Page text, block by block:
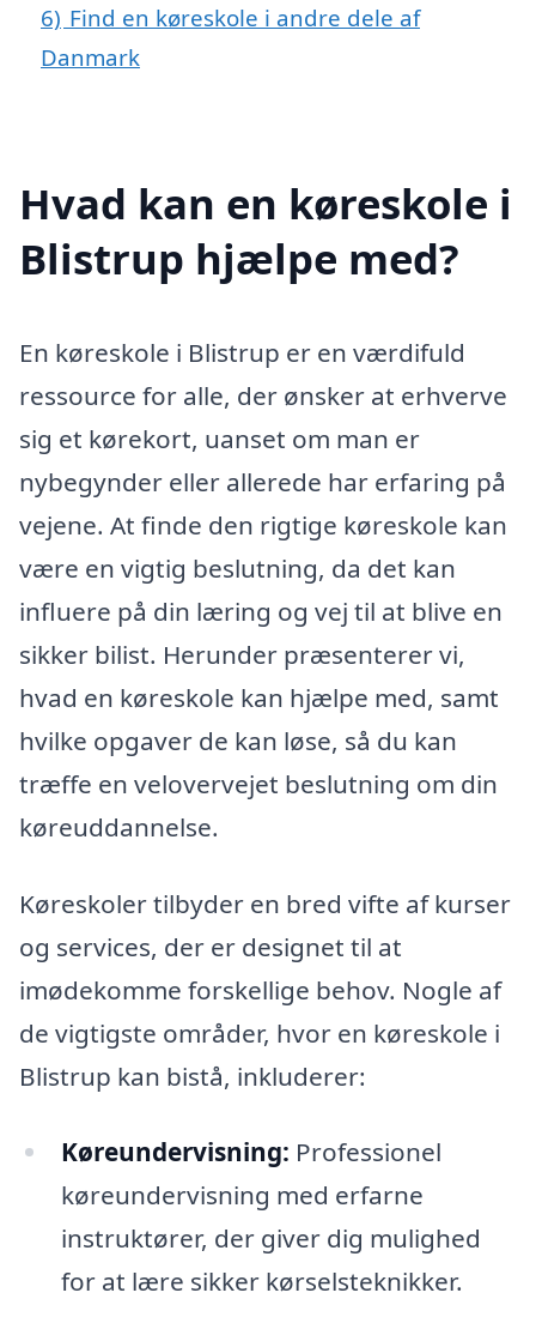
6) Find en køreskole i andre dele af
Danmark
Hvad kan en køreskole i
Blistrup hjælpe med?
En køreskole i Blistrup er en værdifuld
ressource for alle, der ønsker at erhverve
sig et kørekort, uanset om man er
nybegynder eller allerede har erfaring på
vejene. At finde den rigtige køreskole kan
være en vigtig beslutning, da det kan
influere på din læring og vej til at blive en
sikker bilist. Herunder præsenterer vi,
hvad en køreskole kan hjælpe med, samt
hvilke opgaver de kan løse, så du kan
træffe en velovervejet beslutning om din
køreuddannelse.
Køreskoler tilbyder en bred vifte af kurser
og services, der er designet til at
imødekomme forskellige behov. Nogle af
de vigtigste områder, hvor en køreskole i
Blistrup kan bistå, inkluderer:
Køreundervisning: Professionel
køreundervisning med erfarne
instruktører, der giver dig mulighed
for at lære sikker kørselsteknikker.